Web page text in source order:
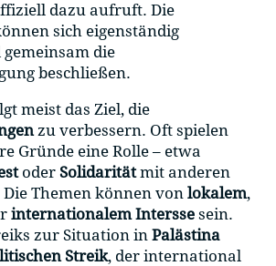
dazu aufruft. Die
sich eigenständig
die
beschließen.
meist das Ziel, die
zu verbessern. Oft spielen
Gründe eine Rolle – etwa
oder Solidaritätmit anderen
Themen können von lokalem,
internationalem Intersse sein.
zur Situation in Palästina
Streik, der international